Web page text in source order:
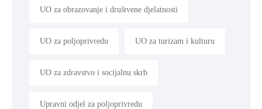
UO za obrazovanje i društvene djelatnosti
UO za poljoprivredu UO za turizam i kulturu
UO za zdravstvo i socijalnu skrb
Upravni odjel za poljoprivredu